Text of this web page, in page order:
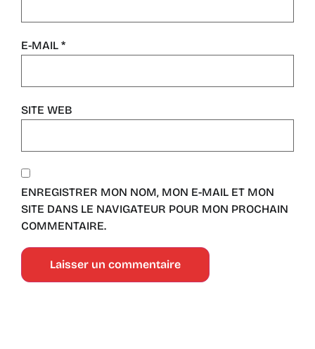
E-MAIL *
SITE WEB
ENREGISTRER MON NOM, MON E-MAIL ET MON
SITE DANS LE NAVIGATEUR POUR MON PROCHAIN
COMMENTAIRE.